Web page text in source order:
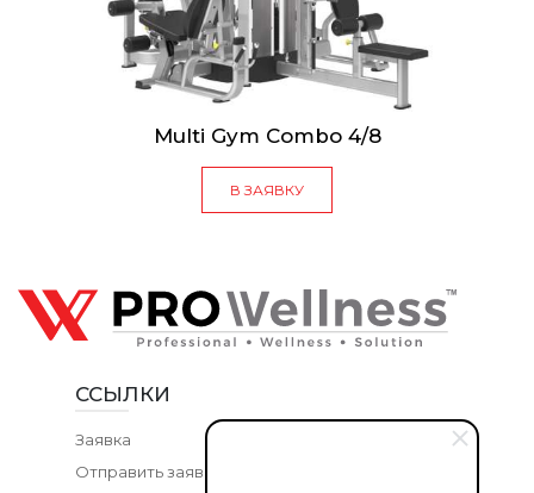
Multi Gym Combo 4/8
В ЗАЯВКУ
ССЫЛКИ
Заявка
Отправить заявку